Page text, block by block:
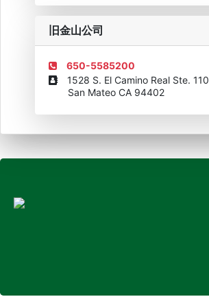
旧金山公司
650-5585200
1528 S. El Camino Real Ste. 110
San Mateo CA 94402